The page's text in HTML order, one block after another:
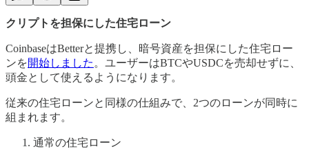
クリプトを担保にした住宅ローン
CoinbaseはBetterと提携し、暗号資産を担保にした住宅ロー
ンを開始しました 。ユーザーはBTCやUSDCを売却せずに、
頭金として使えるようになります。
従来の住宅ローンと同様の仕組みで、2つのローンが同時に
組まれます。
通常の住宅ローン